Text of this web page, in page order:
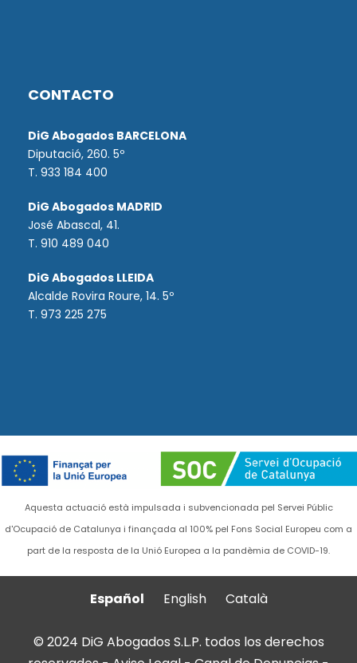
CONTACTO
DiG Abogados BARCELONA
Diputació, 260. 5º
T. 933 184 400
DiG Abogados MADRID
José Abascal, 41.
T. 910 489 040
DiG Abogados LLEIDA
Alcalde Rovira Roure, 14. 5º
T. 973 225 275
Aquesta actuació està impulsada i subvencionada pel Servei Públic
d'Ocupació de Catalunya i finançada al 100% pel Fons Social Europeu com a
part de la resposta de la Unió Europea a la pandèmia de COVID-19.
Español English Català
© 2024 DiG Abogados S.L.P. todos los derechos